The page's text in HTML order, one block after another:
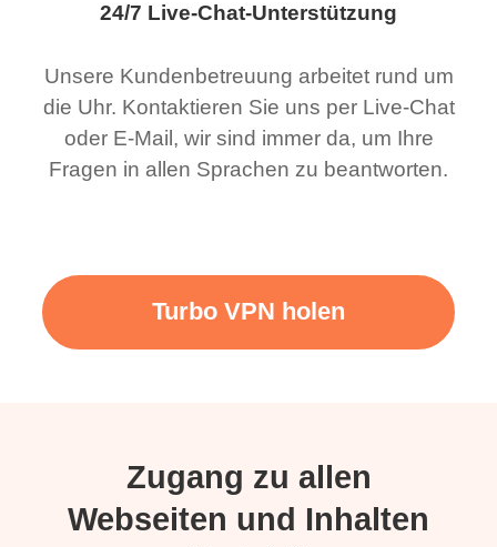
24/7 Live-Chat-Unterstützung
Unsere Kundenbetreuung arbeitet rund um
die Uhr. Kontaktieren Sie uns per Live-Chat
oder E-Mail, wir sind immer da, um Ihre
Fragen in allen Sprachen zu beantworten.
Turbo VPN holen
Zugang zu allen
Webseiten und Inhalten